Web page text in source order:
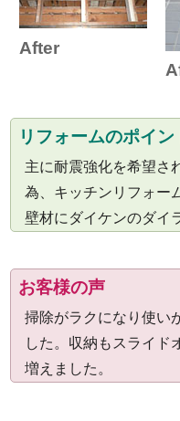
After
リフォームのポイン
主に耐震強化を希望さ
為、キッチンリフォー
壁材にダイケンのダイ
お客様の声
掃除がラクになり使い
した。収納もスライド
増えました。